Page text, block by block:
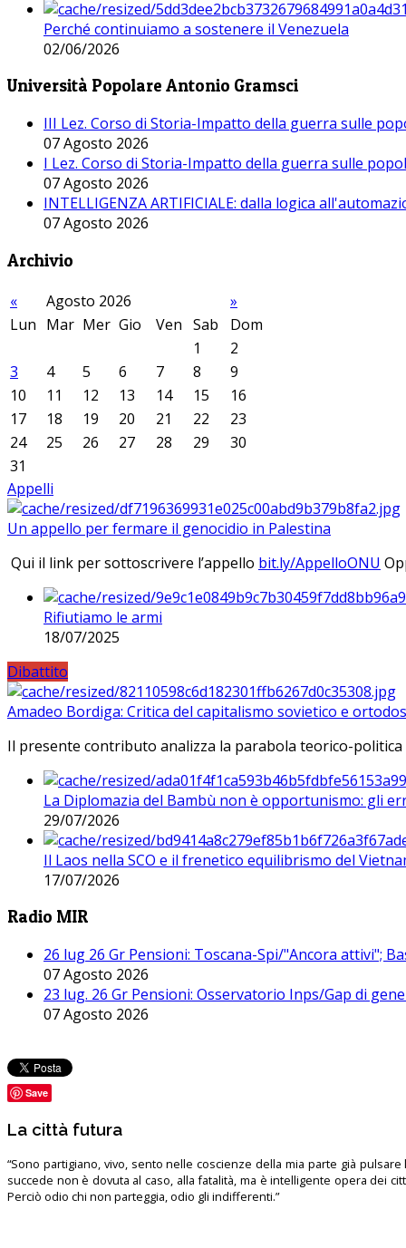
Perché continuiamo a sostenere il Venezuela
02/06/2026
Università Popolare Antonio Gramsci
III Lez. Corso di Storia-Impatto della guerra sulle
07 Agosto 2026
I Lez. Corso di Storia-Impatto della guerra sulle
07 Agosto 2026
INTELLIGENZA ARTIFICIALE: dalla logica
07 Agosto 2026
Archivio
« Agosto 2026
»
Lun Mar Mer Gio Ven Sab
Dom
1
2
3
4 5 6 7 8
9
10
11 12 13 14 15
16
17
18 19 20 21 22
23
24
25 26 27 28 29
30
31
Appelli
Un appello per fermare il genocidio in Palestina
Qui il link per sottoscrivere l’appello bit.ly/AppelloONU
Rifiutiamo le armi
18/07/2025
Dibattito
Amadeo Bordiga: Critica del capitalismo sovietico e
Il presente contributo analizza la parabola teorico-
La Diplomazia del Bambù non è opportunismo: gli
29/07/2026
Il Laos nella SCO e il frenetico equilibrismo del
17/07/2026
Radio MIR
26 lug 26 Gr Pensioni: Toscana-Spi/"Ancora attivi";
07 Agosto 2026
23 lug. 26 Gr Pensioni: Osservatorio Inps/Gap di
07 Agosto 2026
Save
La città futura
“Sono partigiano, vivo, sento nelle coscienze della mia parte già pulsare
succede non è dovuta al caso, alla fatalità, ma è intelligente opera dei
Perciò odio chi non parteggia, odio gli indifferenti.”